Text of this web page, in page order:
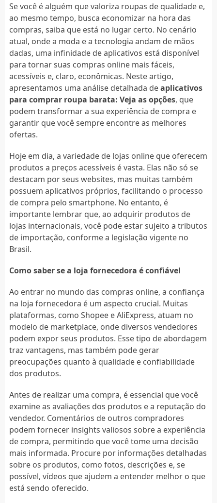
Se você é alguém que valoriza roupas de qualidade e,
ao mesmo tempo, busca economizar na hora das
compras, saiba que está no lugar certo. No cenário
atual, onde a moda e a tecnologia andam de mãos
dadas, uma infinidade de aplicativos está disponível
para tornar suas compras online mais fáceis,
acessíveis e, claro, econômicas. Neste artigo,
apresentamos uma análise detalhada deaplicativos
para comprar roupa barata: Veja as opções, que
podem transformar a sua experiência de compra e
garantir que você sempre encontre as melhores
ofertas.
Hoje em dia, a variedade de lojas online que oferecem
produtos a preços acessíveis é vasta. Elas não só se
destacam por seus websites, mas muitas também
possuem aplicativos próprios, facilitando o processo
de compra pelo smartphone. No entanto, é
importante lembrar que, ao adquirir produtos de
lojas internacionais, você pode estar sujeito a tributos
de importação, conforme a legislação vigente no
Brasil.
Como saber se a loja fornecedora é confiável
Ao entrar no mundo das compras online, a confiança
na loja fornecedora é um aspecto crucial. Muitas
plataformas, como Shopee e AliExpress, atuam no
modelo de marketplace, onde diversos vendedores
podem expor seus produtos. Esse tipo de abordagem
traz vantagens, mas também pode gerar
preocupações quanto à qualidade e confiabilidade
dos produtos.
Antes de realizar uma compra, é essencial que você
examine as avaliações dos produtos e a reputação do
vendedor. Comentários de outros compradores
podem fornecer insights valiosos sobre a experiência
de compra, permitindo que você tome uma decisão
mais informada. Procure por informações detalhadas
sobre os produtos, como fotos, descrições e, se
possível, vídeos que ajudem a entender melhor o que
está sendo oferecido.